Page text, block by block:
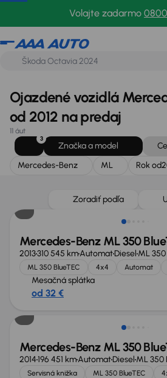
Volajte zadarmo
Mercedes-Benz
Ojazdené vozidlá
od 2012 na predaj
11 áut
3
Značka a model
Mercedes-Benz
ML Rok od
Zoradiť podľa
Mercedes-Benz ML 350
2013310 545 kmAutomatDiesel ML 350
ML 350 BlueTEC 4x4 Automat
Mesačná splátka
od 32 €
Mercedes-Benz ML 350
2014196 451 kmAutomatDiesel ML 350
Servisná knižka ML 350 BlueTEC